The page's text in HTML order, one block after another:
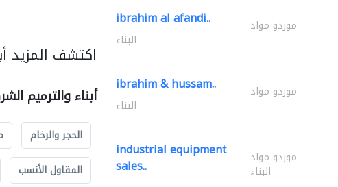
اكتشف المزيد
أبناء والترميم
الحجر والرخام
المقاول الأنسب
ibrahim al afandi.. موردو مواد
البناء
ibrahim & hussam.. موردو مواد
البناء
industrial equipment
sales.. موردو مواد
البناء